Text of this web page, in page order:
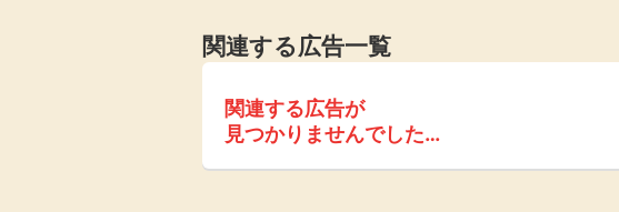
無料
関連する広告一覧
関連する広告が
見つかりませんでした…